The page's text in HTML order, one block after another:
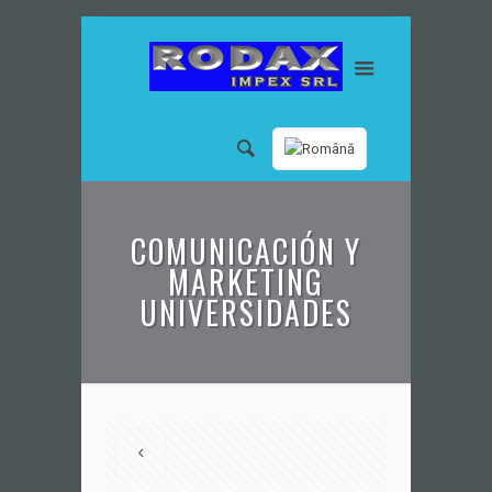
COMUNICACIÓN Y
MARKETING
UNIVERSIDADES